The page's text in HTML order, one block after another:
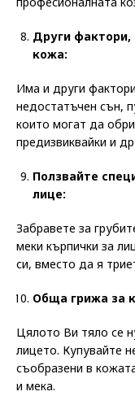
Други фактори,
кожа:
Има и други
недостатъчен сън,
които могат да
предизвиквайки и
Ползвайте
лице:
Забравете за
меки кърпички за
си, вместо да я
Обща грижа за
Цялото Ви тяло се
лицето. Купувайте
съобразени в
и мека.